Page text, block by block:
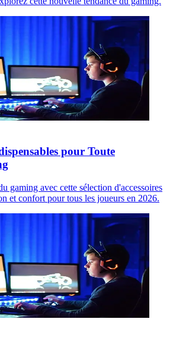
pour Toute
gaming avec cette sélection d'accessoires
et confort pour tous les joueurs en 2026.